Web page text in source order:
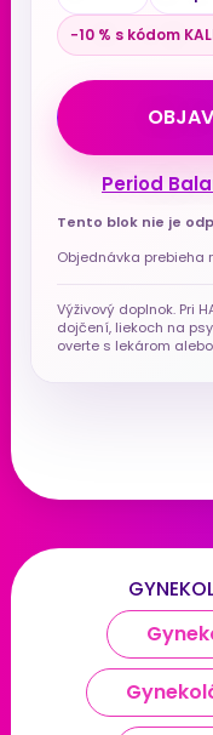
−10 % s kódom
Period
Tento blok nie je
Objednávka prebieha
Výživový doplnok. Pri
dojčení, liekoch na
overte s lekárom